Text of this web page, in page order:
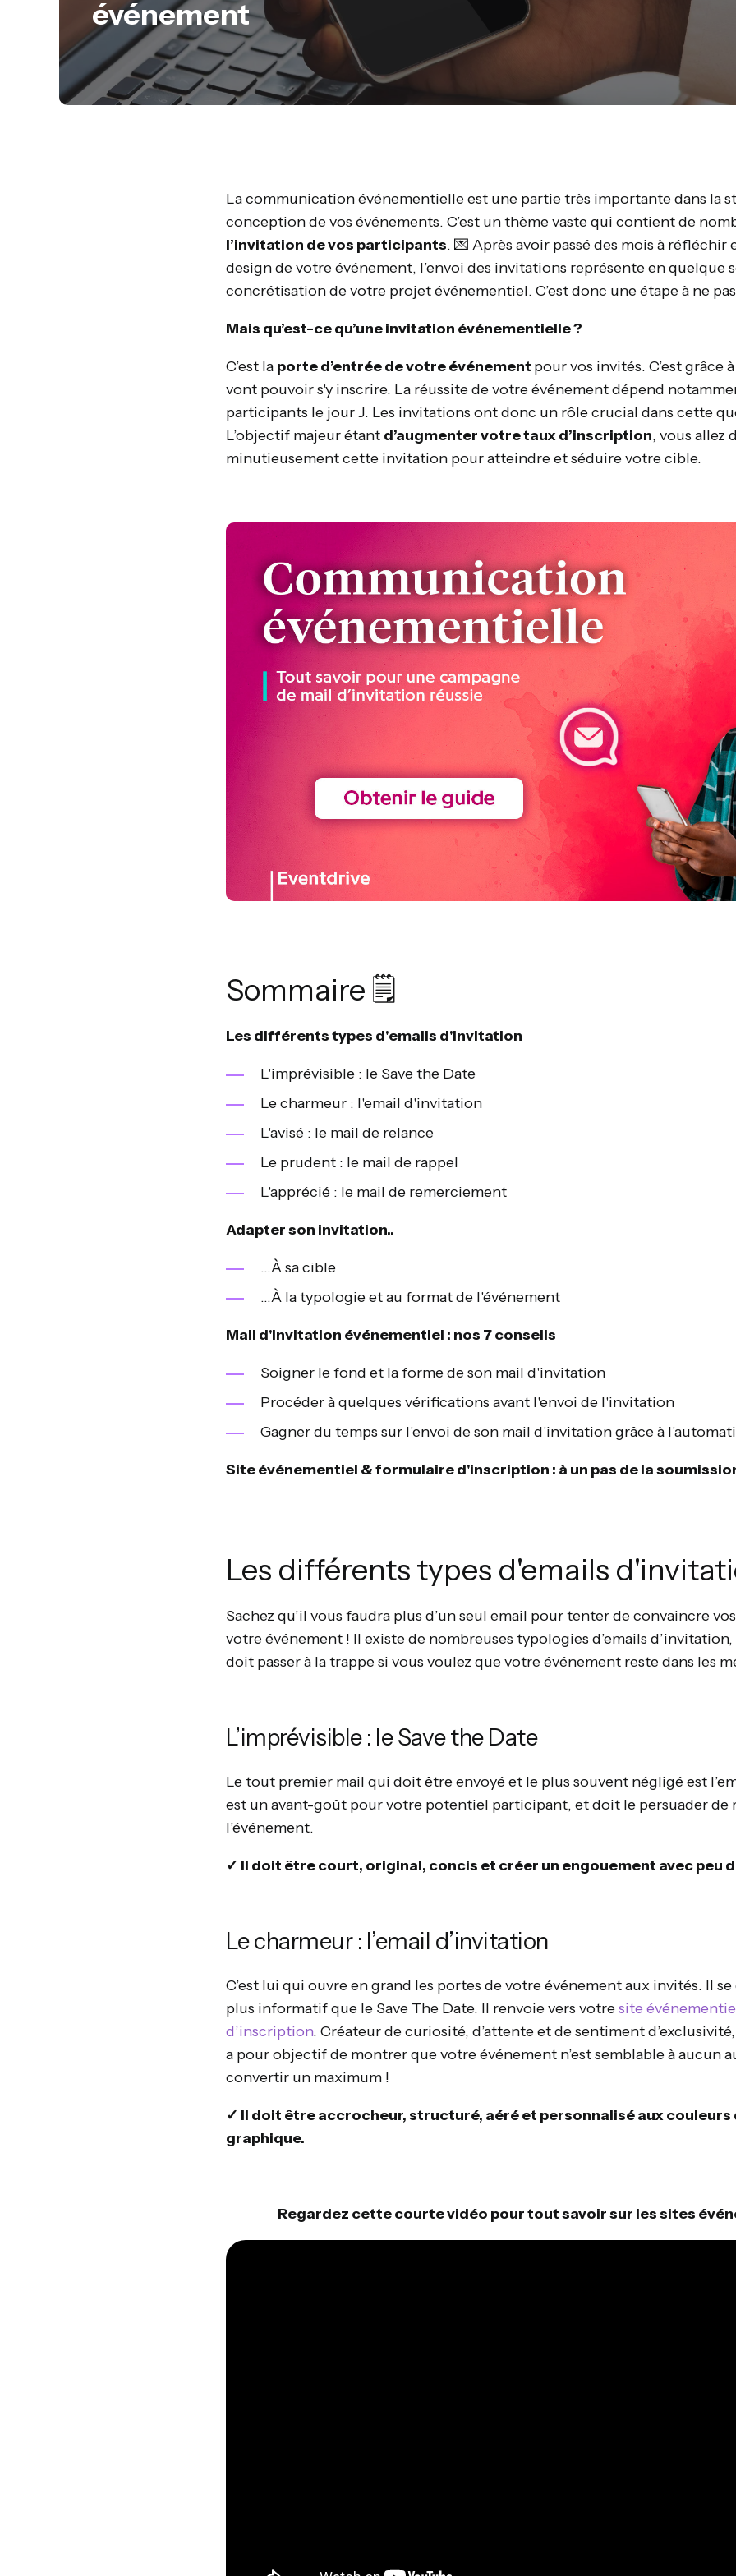
événement
La communication événementielle est une partie très importante dans la
conception de vos événements. C’est un thème vaste qui contient de
l’invitation de vos participants. 💌 Après avoir passé des mois à réfléchir
design de votre événement, l’envoi des invitations représente en quelque
concrétisation de votre projet événementiel. C’est donc une étape à ne
Mais qu’est-ce qu’une invitation événementielle ?
C’est la porte d’entrée de votre événement pour vos invités. C’est grâce
vont pouvoir s'y inscrire. La réussite de votre événement dépend
participants le jour J. Les invitations ont donc un rôle crucial dans cette
L’objectif majeur étant d’augmenter votre taux d’inscription, vous allez
minutieusement cette invitation pour atteindre et séduire votre cible.
Sommaire 🗒
Les différents types d'emails d'invitation
L'imprévisible : le Save the Date
Le charmeur : l'email d'invitation
L'avisé : le mail de relance
Le prudent : le mail de rappel
L'apprécié : le mail de remerciement
Adapter son invitation..
...À sa cible
...À la typologie et au format de l'événement
Mail d'invitation événementiel : nos 7 conseils
Soigner le fond et la forme de son mail d'invitation
Procéder à quelques vérifications avant l'envoi de l'invitation
Gagner du temps sur l'envoi de son mail d'invitation grâce à
Site événementiel & formulaire d'inscription : à un pas de la
Les différents types d'emails
Sachez qu’il vous faudra plus d’un seul email pour tenter de convaincre
votre événement ! Il existe de nombreuses typologies d’emails d’invitation,
doit passer à la trappe si vous voulez que votre événement reste dans les
L’imprévisible : le Save the Date
Le tout premier mail qui doit être envoyé et le plus souvent négligé est
est un avant-goût pour votre potentiel participant, et doit le persuader de
l’événement.
✓ Il doit être court, original, concis et créer un engouement avec peu
Le charmeur : l’email d’invitation
C’est lui qui ouvre en grand les portes de votre événement aux invités. Il
plus informatif que le Save The Date. Il renvoie vers votresite
d’inscription. Créateur de curiosité, d’attente et de sentiment
a pour objectif de montrer que votre événement n’est semblable à aucun
convertir un maximum !
✓ Il doit être accrocheur, structuré, aéré et personnalisé aux
graphique.
Regardez cette courte vidéo pour tout savoir sur les sites